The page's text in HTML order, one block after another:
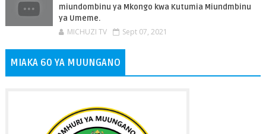
miundombinu ya Mkongo kwa Kutumia Miundmbinu
ya Umeme.
MICHUZI TV Sept 07, 2021
MIAKA 60 YA MUUNGANO